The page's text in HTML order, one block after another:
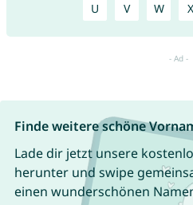
U V W X
Finde weitere schöne
Lade dir jetzt unsere
herunter und swipe
einen wunderschönen